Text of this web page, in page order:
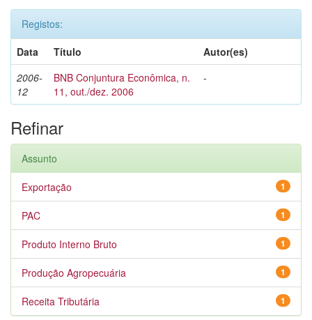
Registos:
Data
Título
Autor(es)
2006-
12
BNB Conjuntura Econômica, n.
11, out./dez. 2006
-
Refinar
Assunto
1
Exportação
1
PAC
1
Produto Interno Bruto
1
Produção Agropecuária
1
Receita Tributária